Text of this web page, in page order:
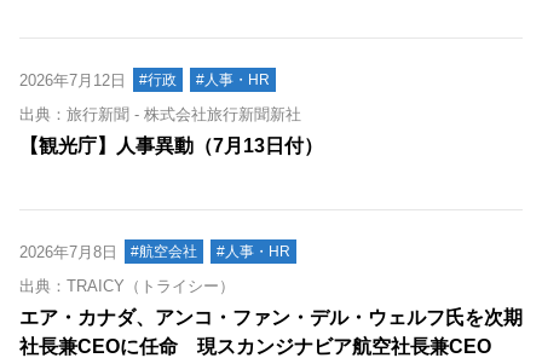
2026年7月12日 #行政 #人事・HR
出典：旅行新聞 - 株式会社旅行新聞新社
【観光庁】人事異動（7月13日付）
2026年7月8日 #航空会社 #人事・HR
出典：TRAICY（トライシー）
エア・カナダ、アンコ・ファン・デル・ウェルフ氏を次期
社長兼CEOに任命 現スカンジナビア航空社長兼CEO